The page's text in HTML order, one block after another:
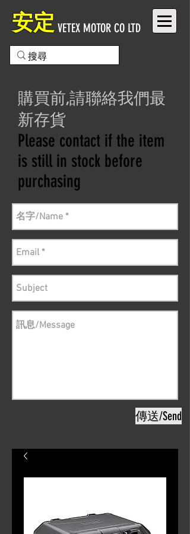
安定 VETEX MOTOR CO LTD
購買前,請聯絡我們最
新存貨
Please contact if the item
is still in stock before
purchasing
傳送/Send